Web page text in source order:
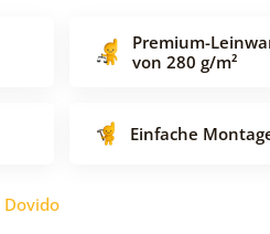
Premium-
von 280 g/m²
Einfache
Dovido